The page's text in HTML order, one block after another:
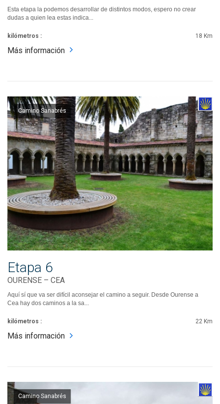
Esta etapa la podemos desarrollar de distintos modos, espero no crear
dudas a quien lea estas indica...
kilómetros : 18 Km
Más información
Camino Sanabrés
Etapa 6
OURENSE – CEA
Aquí sí que va ser difícil aconsejar el camino a seguir. Desde Ourense a
Cea hay dos caminos a la sa...
kilómetros : 22 Km
Más información
Camino Sanabrés